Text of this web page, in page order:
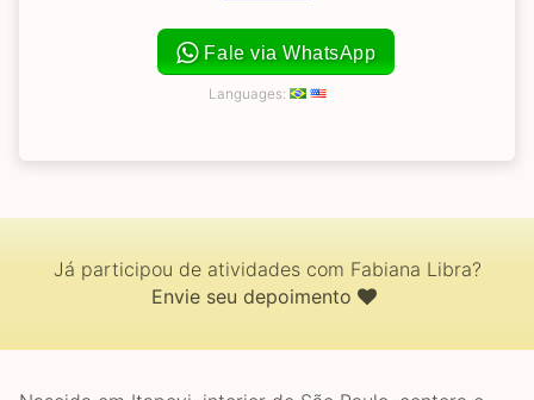
Fale via WhatsApp
Languages:
Já participou de atividades com Fabiana Libra?
Envie seu depoimento